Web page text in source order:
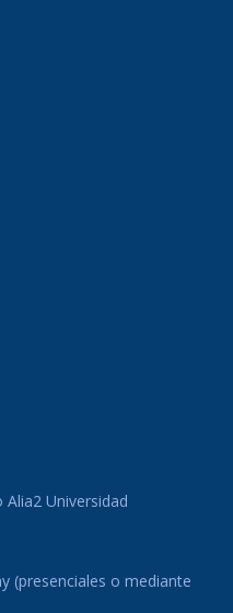
Universidad
(presenciales o mediante